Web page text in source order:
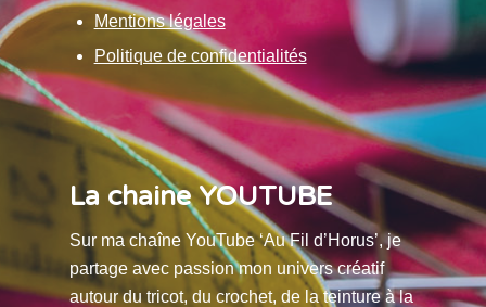
Mentions légales
Politique de confidentialités
La chaine YOUTUBE
Sur ma chaîne YouTube ‘Au Fil d’Horus’, je
partage avec passion mon univers créatif
autour du tricot, du crochet, de la teinture à la